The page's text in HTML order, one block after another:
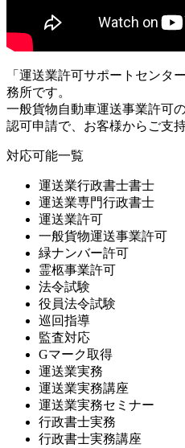
「運送業許可サポートセンタ
務所です。
一般貨物自動車運送事業許可
認可申請で、お客様からご支
対応可能一覧
運送業行政書士書士
運送業専門行政書士
運送業許可
一般貨物運送事業許可
緑ナンバー許可
霊柩事業許可
法令試験
役員法令試験
巡回指導
監査対応
Gマーク取得
運送業実務
運送業実務講座
運送業実務セミナー
行政書士実務
行政書士実務講座